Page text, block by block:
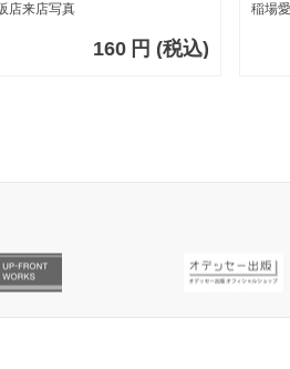
店来店写真
160 円 (税込)
稲場